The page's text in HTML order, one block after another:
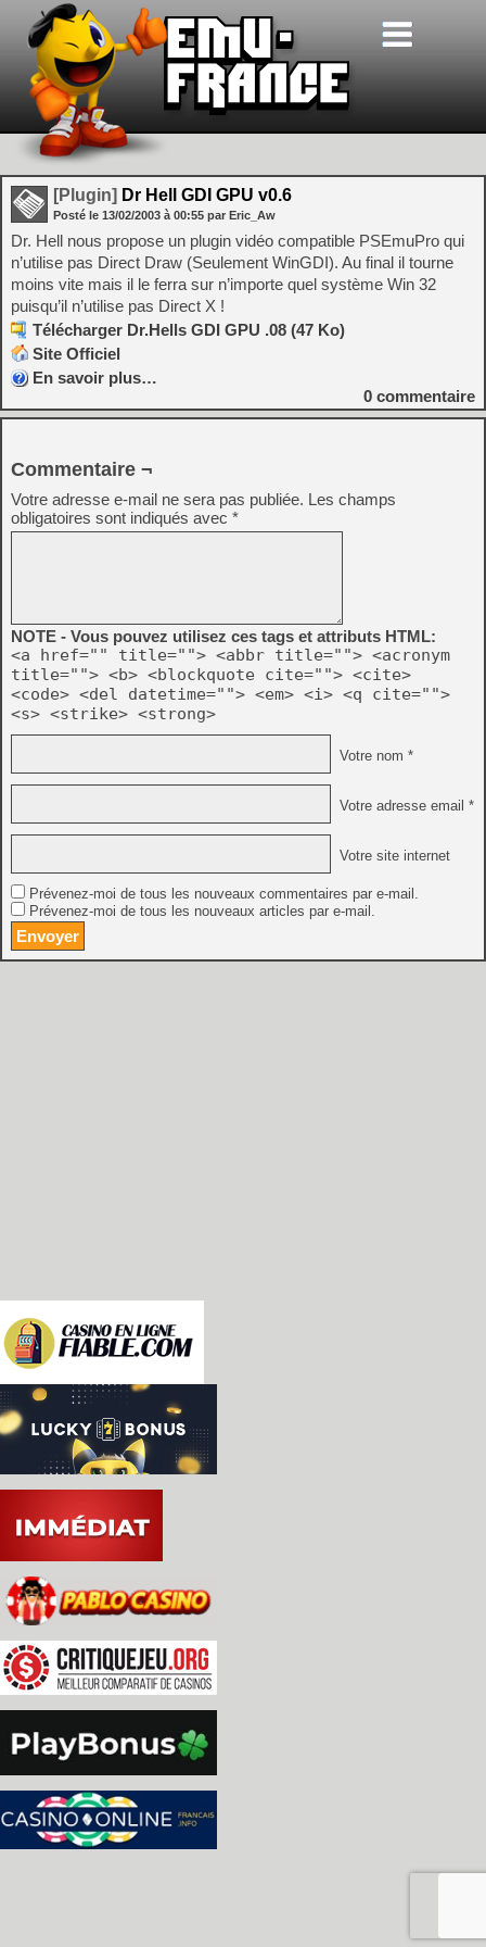
[Plugin] Dr Hell GDI GPU v0.6
Posté le 13/02/2003 à 00:55 par Eric_Aw
Dr. Hell nous propose un plugin vidéo compatible PSEmuPro qui
n’utilise pas Direct Draw (Seulement WinGDI). Au final il tourne
moins vite mais il le ferra sur n’importe quel système Win 32
puisqu’il n’utilise pas Direct X !
Télécharger Dr.Hells GDI GPU .08 (47 Ko)
Site Officiel
En savoir plus…
0 commentaire
Commentaire ¬
Votre adresse e-mail ne sera pas publiée. Les champs
obligatoires sont indiqués avec *
NOTE - Vous pouvez utilisez ces tags et attributs HTML:
<a href="" title=""> <abbr title=""> <acronym
title=""> <b> <blockquote cite=""> <cite>
<code> <del datetime=""> <em> <i> <q cite="">
<s> <strike> <strong>
Votre nom *
Votre adresse email *
Votre site internet
Prévenez-moi de tous les nouveaux commentaires par e-mail.
Prévenez-moi de tous les nouveaux articles par e-mail.